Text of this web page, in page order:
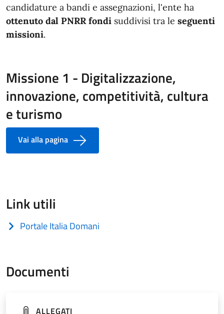
candidature a bandi e assegnazioni, l'ente ha
ottenuto dal PNRR fondi suddivisi tra le seguenti
missioni.
Missione 1 - Digitalizzazione,
innovazione, competitività, cultura
e turismo
Vai alla pagina
Link utili
Portale Italia Domani
(apre in un'altra scheda).
Documenti
ALLEGATI